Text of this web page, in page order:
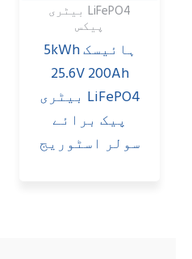
LiFePO4 بیٹری
پیکس
ہائیسک 5kWh
25.6V 200Ah
LiFePO4 بیٹری
پیک برائے
سولر اسٹوریج